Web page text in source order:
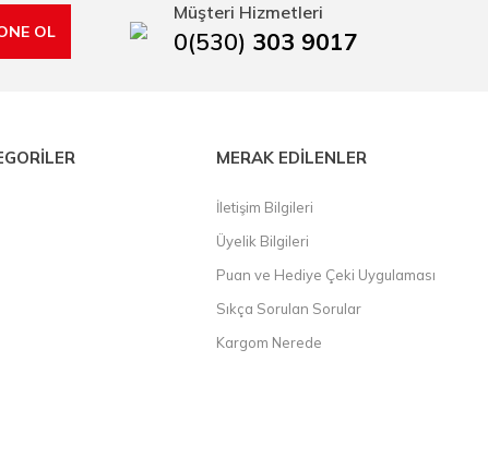
OL
Müşteri Hizmetleri
0(530) 303 9017
MERAK EDİLENLER
İletişim Bilgileri
Üyelik Bilgileri
Puan ve Hediye Çeki Uygulaması
Sıkça Sorulan Sorular
Kargom Nerede